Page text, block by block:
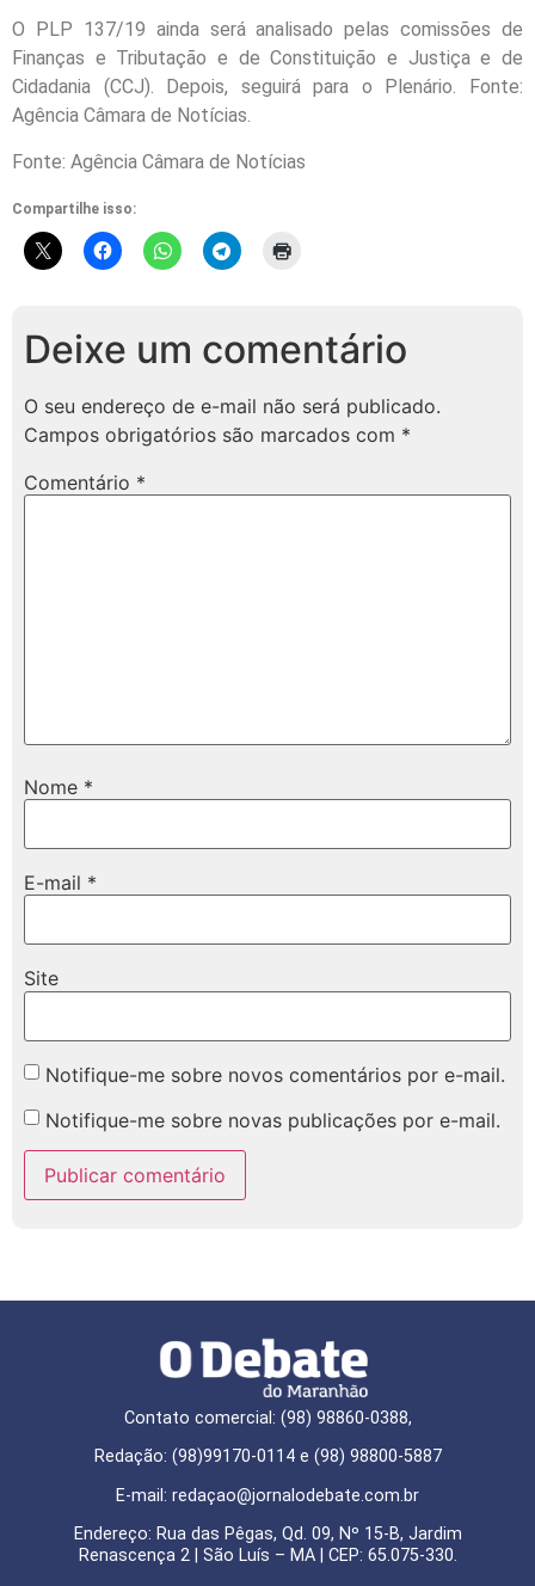
O PLP 137/19 ainda será analisado pelas comissões de
Finanças e Tributação e de Constituição e Justiça e de
Cidadania (CCJ). Depois, seguirá para o Plenário. Fonte:
Agência Câmara de Notícias.
Fonte: Agência Câmara de Notícias
Compartilhe isso:
Deixe um comentário
O seu endereço de e-mail não será publicado.
Campos obrigatórios são marcados com *
Comentário *
Nome *
E-mail *
Site
Notifique-me sobre novos comentários por e-mail.
Notifique-me sobre novas publicações por e-mail.
Contato comercial: (98) 98860-0388,
Redação: (98)99170-0114 e (98) 98800-5887
E-mail: redaçao@jornalodebate.com.br
Endereço: Rua das Pêgas, Qd. 09, Nº 15-B, Jardim
Renascença 2 | São Luís – MA | CEP: 65.075-330.